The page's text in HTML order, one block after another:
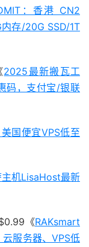
：香港 CN2
存/20G SSD/1T
2025最新搬瓦工
码，支付宝/银联
国便宜VPS低至
机LisaHost最新
《RAKsmart
服务器、VPS低